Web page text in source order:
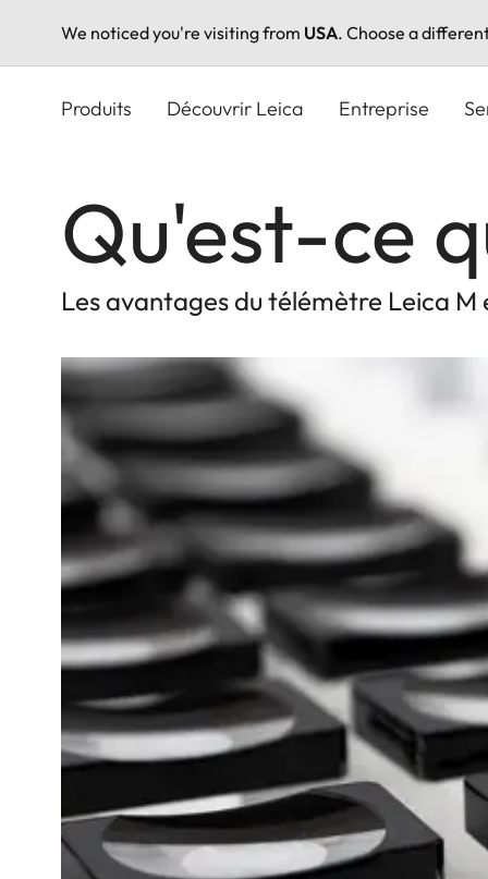
We noticed you're visiting from USA. Choose a
Produits Découvrir Leica Entreprise
Qu'est-ce
Les avantages du télémètre Leica M